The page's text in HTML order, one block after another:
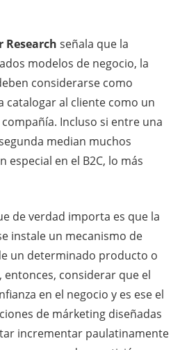
Research señala que la
modelos de negocio, la
considerarse como
catalogar al cliente como un
Incluso si entre una
median muchos
especial en el B2C, lo más
de verdad importa es que la
instale un mecanismo de
un determinado producto o
considerar que el
en el negocio y es ese el
de márketing diseñadas
incrementar paulatinamente